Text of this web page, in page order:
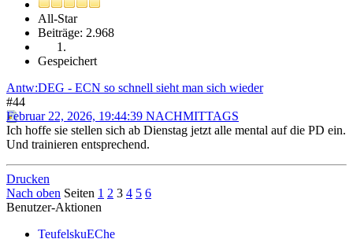
All-Star
Beiträge: 2.968
Gespeichert
Antw:DEG - ECN so schnell sieht man sich wieder
#44
Februar 22, 2026, 19:44:39 NACHMITTAGS
Ich hoffe sie stellen sich ab Dienstag jetzt alle mental auf die PD ein.
Und trainieren entsprechend.
Drucken
Nach oben Seiten 1 2 3 4 5 6
Benutzer-Aktionen
TeufelskuEChe